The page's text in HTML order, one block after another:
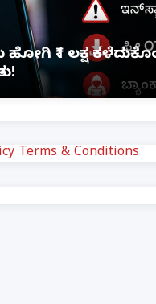
ಆರೋಪಿ ಮೇಲಿನ
Terms & Conditions